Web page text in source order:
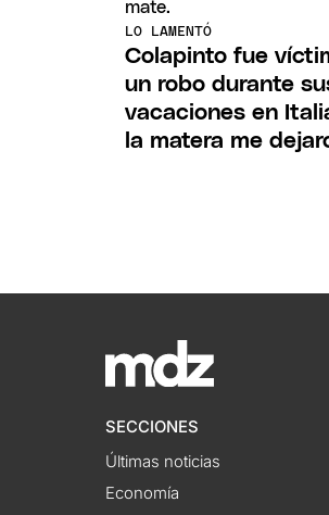
LO LAMENTÓ
Colapinto fue
un robo durante
vacaciones en
la matera me
SECCIONES
Últimas noticias
Economía